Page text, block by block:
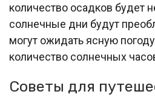
количество осадков будет
солнечные дни будут
могут ожидать ясную
количество солнечных
Советы для